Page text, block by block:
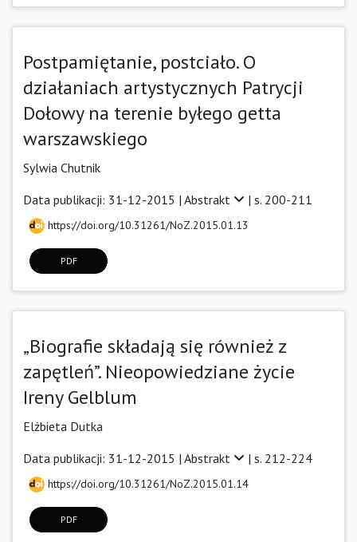
Postpamiętanie, postciało. O
działaniach artystycznych Patrycji
Dołowy na terenie byłego getta
warszawskiego
Sylwia Chutnik
Data publikacji: 31-12-2015 | Abstrakt | s. 200-211
https://doi.org/10.31261/NoZ.2015.01.13
PDF
„Biografie składają się również z
zapętleń”. Nieopowiedziane życie
Ireny Gelblum
Elżbieta Dutka
Data publikacji: 31-12-2015 | Abstrakt | s. 212-224
https://doi.org/10.31261/NoZ.2015.01.14
PDF